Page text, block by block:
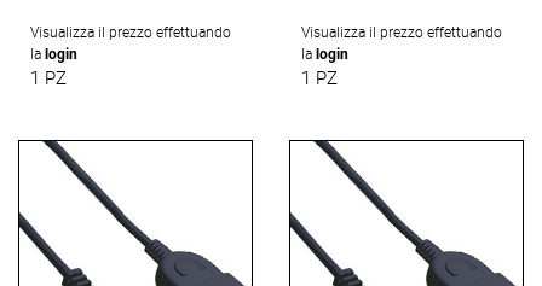
Visualizza il prezzo effettuando
la login
1 PZ
Visualizza il prezzo effettuando
la login
1 PZ